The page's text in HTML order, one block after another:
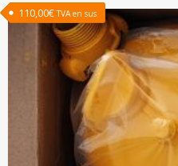
110,00€ TVA en sus